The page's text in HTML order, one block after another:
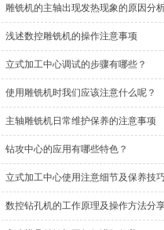
雕铣机的主轴出现发热现象的原因分
浅述数控雕铣机的操作注意事项
立式加工中心调试的步骤有哪些？
使用雕铣机时我们应该注意什么呢？
主轴雕铣机日常维护保养的注意事项
钻攻中心的应用有哪些特色？
立式加工中心使用注意细节及保养技
数控钻孔机的工作原理及操作方法分